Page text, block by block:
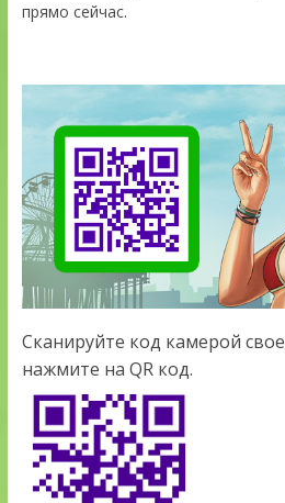
прямо сейчас.
Сканируйте код камерой
нажмите на QR код.